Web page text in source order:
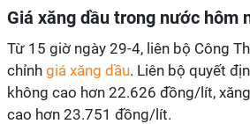
Giá xăng dầu trong nước hôm
Từ 15 giờ ngày 29-4, liên bộ Công
chỉnh giá xăng dầu. Liên bộ quyết
không cao hơn 22.626 đồng/lít,
cao hơn 23.751 đồng/lít.